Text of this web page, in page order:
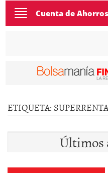
Toggle
navigation
Cuenta de Ahorros
ETIQUETA:
Últimos